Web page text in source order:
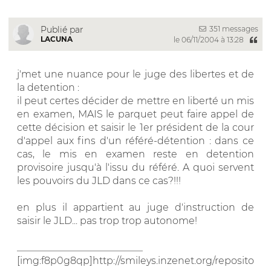
Publié par
LACUNA
351 messages
le 06/11/2004 à 13:28
j'met une nuance pour le juge des libertes et de
la detention :
il peut certes décider de mettre en liberté un mis
en examen, MAIS le parquet peut faire appel de
cette décision et saisir le 1er président de la cour
d'appel aux fins d'un référé-détention : dans ce
cas, le mis en examen reste en detention
provisoire jusqu'à l'issu du référé. A quoi servent
les pouvoirs du JLD dans ce cas?!!!
en plus il appartient au juge d'instruction de
saisir le JLD... pas trop trop autonome!
[img:f8p0g8qp]http://smileys.inzenet.org/reposito